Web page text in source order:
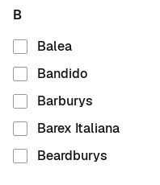
B
Balea
Bandido
Barburys
Barex Italiana
Beardburys